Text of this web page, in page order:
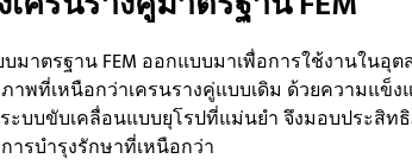
มาตรฐาน FEM ออกแบบมาเพื่อการใช้งานใน
าพที่เหนือกว่าเครนรางคู่แบบเดิม ด้วยความแข็
ะบบขับเคลื่อนแบบยุโรปที่แม่นยำ จึงมอบประสิท
รบำรุงรักษาที่เหนือกว่า